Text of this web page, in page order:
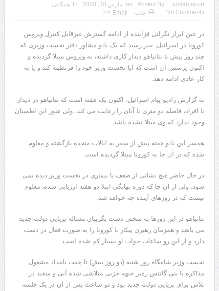
Posted By: arman nouri
on: مارس 30, 2020 In: همگانی
No Comments
چاپ Email
در عین ابراز نگرانی فزاینده از ادامه گسترش غیرقابل کنترل ویروس
کورونا در اسرائیل، خبر رسید که یک بانو مشاور دفتر نخست وزیری که
چند روز پیش با نتانیاهو دیدار کاری داشته، به ویروس مبتلا گردیده و
اکنون پرسش آن است که آیا نخست وزیر خود را قرنطینه کند و یا به
کار عادی ادامه دهد.
به گزارش رادیو پیام اسرائیل، اکنون یک هفته است که نتانیاهو در دیدار
با افراد، فاصله دو متری با آنان را رعایت می کند، ولی هنوز این اطمینان
وجود ندارد که وی مبتلا نشده باشد.
همسر این بانو هفته پیش از سفر به ایالات متحده بازگشته و معلوم
شده که در آن جا به کورونا مبتلا گردیده است.
در حال حاضر هیچ نشانی از ضعف یا بیماری در نخست وزیر دیده نمی
شود، ولی از آن جا که دوره نهانگی ابتلا دو هفته ارزیابی شده، معلوم
نیست که در روزهای آینده چه خواهد شد.
نتانیاهو در این روزها به سختی دست بگریبان مساله برپایی دولت جدید
می باشد و همزمان رهبری پیکار با کورونا را به صورت فعال در دست
دارد و از این رو ساعات خواب او بسیار کم شده است.
نخست وزیر شامگاه روز شنبه (دو روز پیش) تا هفت بامداد مشغول
مذاکره با بنی گانتس رهبر جبهه حزبی متلاشی شده آبی و سفید در
تلاش برای برپایی دولت جدید بود و دو ساعت پس از آن در یک جلسه